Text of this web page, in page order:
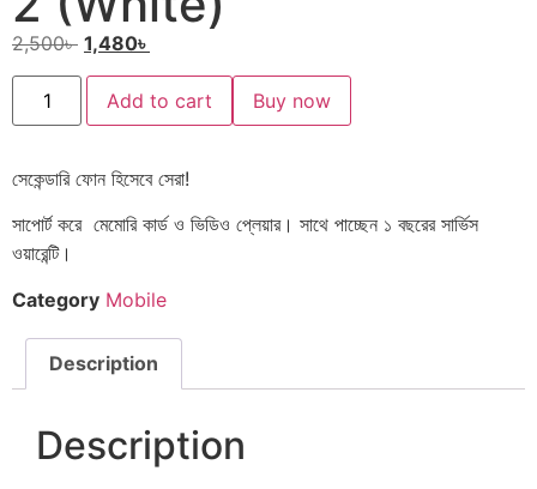
2,500৳ 1,480৳
Add to cart Buy now
সেকেন্ডারি ফোন হিসেবে সেরা!
সাপোর্ট করে মেমোরি কার্ড ও ভিডিও প্লেয়ার। সাথে পাচ্ছেন ১ বছরের সার্ভিস
ওয়ারেন্টি।
Category Mobile
Description
Description